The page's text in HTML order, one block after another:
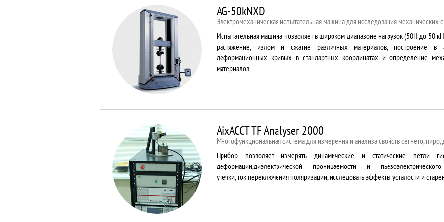
AG-50kNXD
Электромеханическая испытательная машина для исследования механических
Испытательная машина позволяет в широком диапазоне нагрузок (50Н до 50
растяжение, излом и сжатие различных материалов, построение в
деформационных кривых в стандартных координатах и определение
материалов
AixACCT TF Analyser 2000
Многофункциональная система для измерения и анализа свойств сегнето, пиро,
Прибор позволяет измерять динамические и статические петли
деформации,диэлектрической проницаемости и
утечки, ток переключения поляризации, исследовать эффекты усталости и